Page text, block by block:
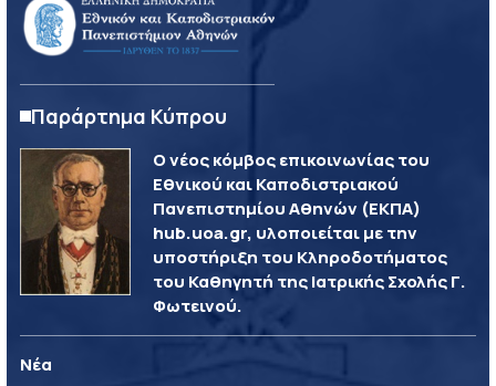
Παράρτημα Κύπρου
Ο νέος κόμβος επικοινωνίας του
Εθνικού και Καποδιστριακού
Πανεπιστημίου Αθηνών (ΕΚΠΑ)
hub.uoa.gr, υλοποιείται με την
υποστήριξη του Κληροδοτήματος
του Καθηγητή της Ιατρικής Σχολής Γ.
Φωτεινού.
Νέα